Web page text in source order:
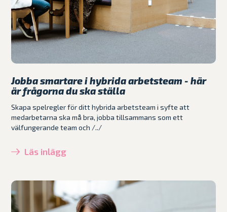
Jobba smartare i hybrida arbetsteam - här
är frågorna du ska ställa
Skapa spelregler för ditt hybrida arbetsteam i syfte att
medarbetarna ska må bra, jobba tillsammans som ett
välfungerande team och /../
Läs inlägg